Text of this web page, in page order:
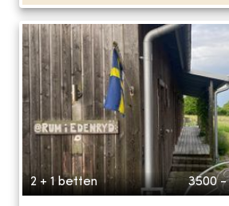
2 + 1 betten 3500 -